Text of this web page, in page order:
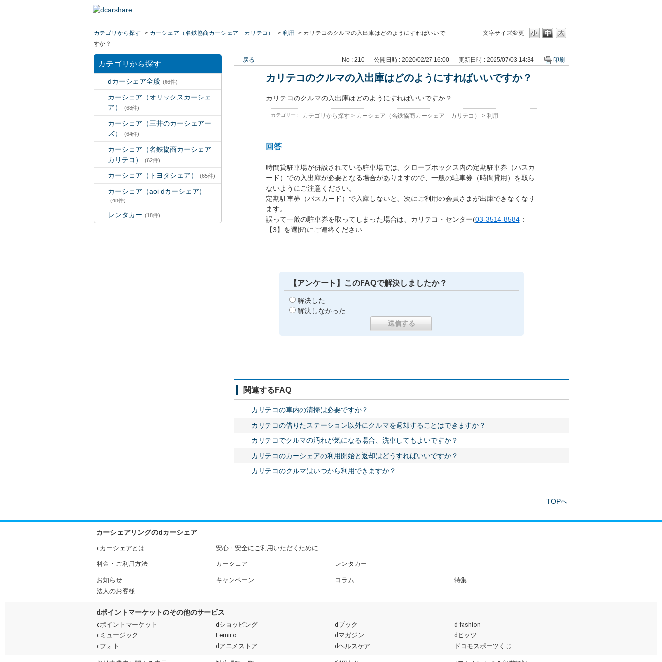
文字サイズ変更
カテゴリから探す > カーシェア（名鉄協商カーシェア カリテコ） > 利用 > カリテコのクルマの入出庫はどのようにすればいいで
すか？
カテゴリから探す
dカーシェア全般 (66件)
カーシェア（オリックスカーシェ
ア）
(68件)
カーシェア（三井のカーシェアー
ズ）
(64件)
カーシェア（名鉄協商カーシェア
カリテコ）
(62件)
カーシェア（トヨタシェア） (65件)
カーシェア（aoi dカーシェア）
(48件)
レンタカー (18件)
戻る No : 210 公開日時 : 2020/02/27 16:00 更新日時 : 2025/07/03 14:34 印刷
カリテコのクルマの入出庫はどのようにすればいいですか？
カリテコのクルマの入出庫はどのようにすればいいですか？
カテゴリー : カテゴリから探す > カーシェア（名鉄協商カーシェア カリテコ） > 利用
回答
時間貸駐車場が併設されている駐車場では、グローブボックス内の定期駐車券（パスカ
ード）での入出庫が必要となる場合がありますので、一般の駐車券（時間貸用）を取ら
ないようにご注意ください。
定期駐車券（パスカード）で入庫しないと、次にご利用の会員さまが出庫できなくなり
ます。
誤って一般の駐車券を取ってしまった場合は、カリテコ・センター(03-3514-8584：
【3】を選択)にご連絡ください
【アンケート】このFAQで解決しましたか？
解決した
解決しなかった
関連するFAQ
カリテコの車内の清掃は必要ですか？
カリテコの借りたステーション以外にクルマを返却することはできますか？
カリテコでクルマの汚れが気になる場合、洗車してもよいですか？
カリテコのカーシェアの利用開始と返却はどうすればいいですか？
カリテコのクルマはいつから利用できますか？
TOPへ
カーシェアリングのdカーシェア
dカーシェアとは 安心・安全にご利用いただくために
料金・ご利用方法 カーシェア レンタカー
お知らせ キャンペーン コラム
特集
法人のお客様
dポイントマーケットのその他のサービス
dポイントマーケット dショッピング dブック
d fashion
dミュージック
Lemino dマガジン
dヒッツ
dフォト
dアニメストア dヘルスケア ドコモスポーツくじ